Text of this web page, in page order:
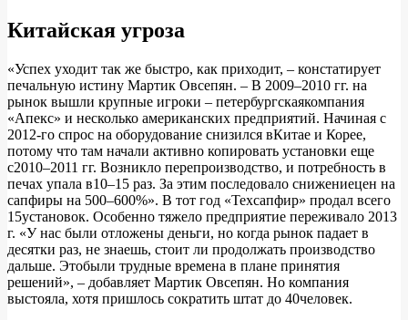
Китайская угроза
«Успех уходит так же быстро, как приходит, – констатирует
печальную истину Мартик Овсепян. – В 2009–2010 гг. на
рынок вышли крупные игроки – петербургскаякомпания
«Апекс» и несколько американских предприятий. Начиная с
2012-го спрос на оборудование снизился вКитае и Корее,
потому что там начали активно копировать установки еще
с2010–2011 гг. Возникло перепроизводство, и потребность в
печах упала в10–15 раз. За этим последовало снижениецен на
сапфиры на 500–600%». В тот год «Техсапфир» продал всего
15установок. Особенно тяжело предприятие переживало 2013
г. «У нас были отложены деньги, но когда рынок падает в
десятки раз, не знаешь, стоит ли продолжать производство
дальше. Этобыли трудные времена в плане принятия
решений», – добавляет Мартик Овсепян. Но компания
выстояла, хотя пришлось сократить штат до 40человек.